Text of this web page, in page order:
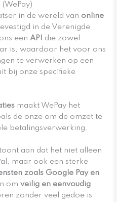
in de wereld van online
in de Verenigde
eenAPI die zowel
is, waardoor het voor ons
te verwerken op een
bij onze specifieke
maakt WePay het
de onze om de omzet te
betalingsverwerking.
aan dat het niet alleen
maar ook een sterke
zoals Google Pay en
omveilig en eenvoudig
zonder veel gedoe is